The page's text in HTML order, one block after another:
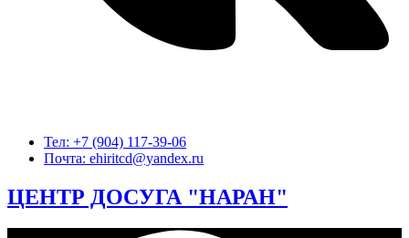
Тел: +7 (904) 117-39-06
Почта: ehiritcd@yandex.ru
ЦЕНТР ДОСУГА "НАРАН"